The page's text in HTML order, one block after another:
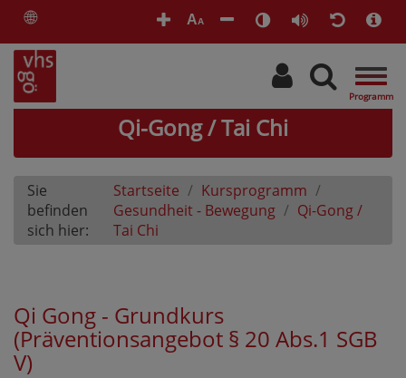
🌐 AA
Qi-Gong / Tai Chi
Sie
befinden
sich hier:
Startseite
Kursprogramm
Gesundheit - Bewegung
Qi-Gong /
Tai Chi
Qi Gong - Grundkurs
(Präventionsangebot § 20 Abs.1 SGB
V)